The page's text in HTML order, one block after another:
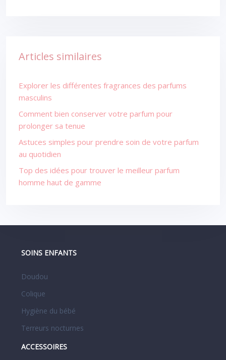
Articles similaires
Explorer les différentes fragrances des parfums
masculins
Comment bien conserver votre parfum pour
prolonger sa tenue
Astuces simples pour prendre soin de votre parfum
au quotidien
Top des idées pour trouver le meilleur parfum
homme haut de gamme
SOINS ENFANTS
Doudou
Colique
Hygiène du bébé
Terreurs nocturnes
ACCESSOIRES